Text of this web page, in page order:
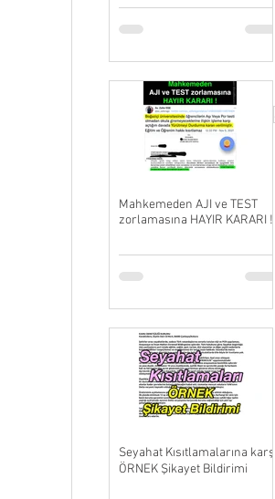
Dilekçesi
Mahkemeden AJI ve TEST
zorlamasına HAYIR KARARI !
Seyahat Kısıtlamalarına
ÖRNEK Şikayet Bildirimi